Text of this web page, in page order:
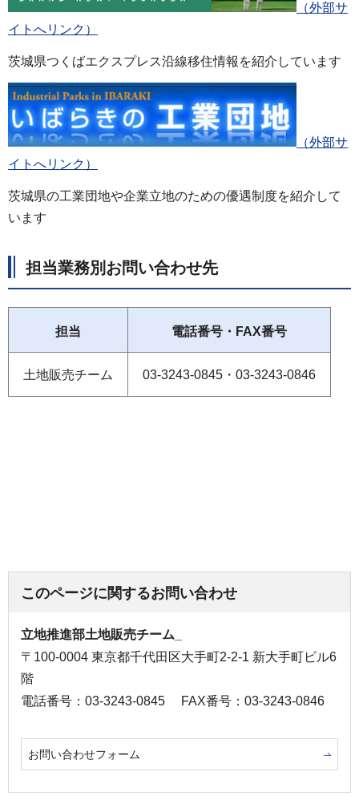
（外部サ
イトへリンク）
茨城県つくばエクスプレス沿線移住情報を紹介しています
（外部サ
イトへリンク）
茨城県の工業団地や企業立地のための優遇制度を紹介して
います
担当業務別お問い合わせ先
担当 電話番号・FAX番号
土地販売チーム 03-3243-0845・03-3243-0846
このページに関するお問い合わせ
立地推進部土地販売チーム_
〒100-0004 東京都千代田区大手町2-2-1 新大手町ビル6
階
電話番号：03-3243-0845
FAX番号：03-3243-0846
お問い合わせフォーム